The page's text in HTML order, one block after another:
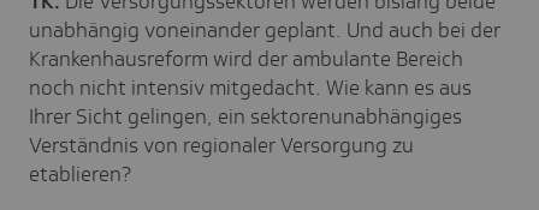
unabhängig voneinander geplant. Und auch bei der
Krankenhausreform wird der ambulante Bereich
noch nicht intensiv mitgedacht. Wie kann es aus
Ihrer Sicht gelingen, ein sektorenunabhängiges
Verständnis von regionaler Versorgung zu
etablieren?